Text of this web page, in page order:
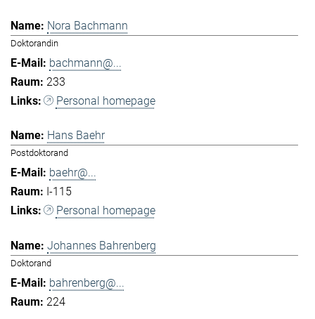
Nora Bachmann
Doktorandin
bachmann@...
233
Personal homepage
Hans Baehr
Postdoktorand
baehr@...
I-115
Personal homepage
Johannes Bahrenberg
Doktorand
bahrenberg@...
224